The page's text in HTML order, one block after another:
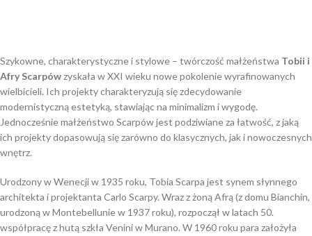
Szykowne, charakterystyczne i stylowe – twórczość małżeństwa Tobii i
Afry Scarpówzyskała w XXI wieku nowe pokolenie wyrafinowanych
wielbicieli. Ich projekty charakteryzują się zdecydowanie
modernistyczną estetyką, stawiając na minimalizm i wygodę.
Jednocześnie małżeństwo Scarpów jest podziwiane za łatwość, z jaką
ich projekty dopasowują się zarówno do klasycznych, jak i nowoczesnych
wnętrz.
Urodzony w Wenecji w 1935 roku, Tobia Scarpa jest synem słynnego
architekta i projektanta Carlo Scarpy. Wraz z żoną Afrą (z domu Bianchin,
urodzoną w Montebellunie w 1937 roku), rozpoczął w latach 50.
współpracę z hutą szkła Venini w Murano. W 1960 roku para założyła